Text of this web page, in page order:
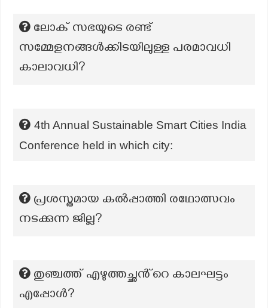
ലോക് സഭയുടെ രണ്ട്
സമ്മേളനങ്ങൾക്കിടയിലുള്ള പരമാവധി
കാലാവധി?
4th Annual Sustainable Smart Cities India
Conference held in which city:
പ്രശസ്തമായ കൽപ്പാത്തി രഥോത്സവം
നടക്കുന്ന ജില്ല?
തുഞ്ചത്ത് എഴുത്തച്ഛൻ്റെ കാലഘട്ടം
എപ്പോൾ?